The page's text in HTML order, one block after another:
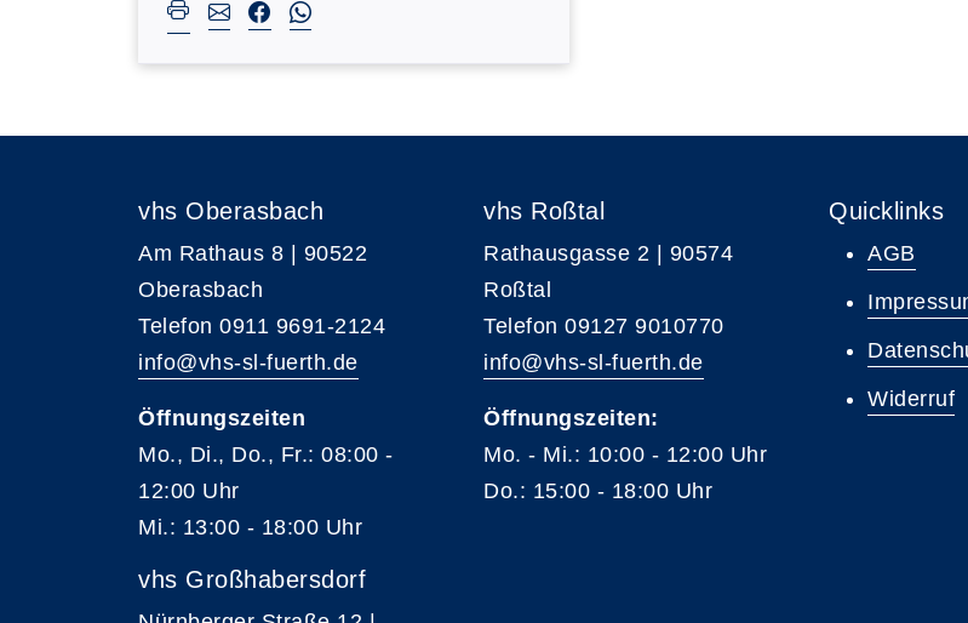
vhs Oberasbach
Am Rathaus 8 | 90522
Oberasbach
Telefon 0911 9691-2124
info@vhs-sl-fuerth.de
Öffnungszeiten
Mo., Di., Do., Fr.: 08:00 -
12:00 Uhr
Mi.: 13:00 - 18:00 Uhr
vhs Großhabersdorf
vhs Roßtal
Rathausgasse 2 | 90574
Roßtal
Telefon 09127 9010770
info@vhs-sl-fuerth.de
Öffnungszeiten:
Mo. - Mi.: 10:00 - 12:00 Uhr
Do.: 15:00 - 18:00 Uhr
Quicklinks
AGB
Widerruf